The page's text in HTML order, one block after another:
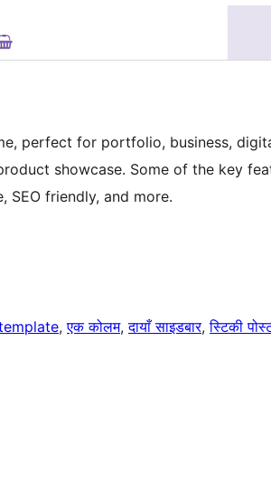
perfect for portfolio, business,
showcase. Some of the key
SEO friendly, and more.
, एक कोलम, दायाँ साइडबार, स्टिकी